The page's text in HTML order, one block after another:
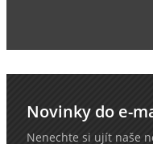
Novinky do e-
Nenechte si ujít naše